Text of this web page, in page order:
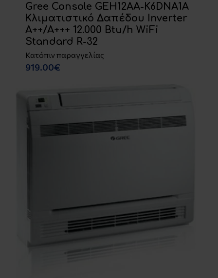
Gree Console GEH12AA-K6DNA1A
Κλιματιστικό Δαπέδου Inverter
A++/A+++ 12.000 Btu/h WiFi
Standard R-32
Κατόπιν παραγγελίας
919.00€